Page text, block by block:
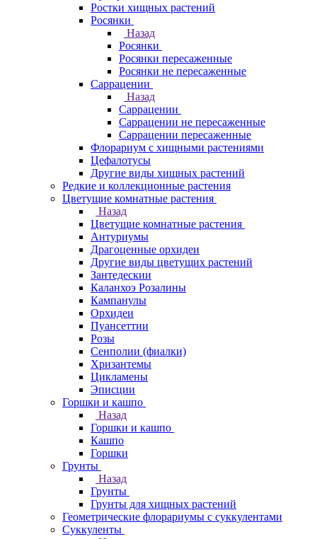
Ростки хищных растений
Росянки
Назад
Росянки
Росянки пересаженные
Росянки не пересаженные
Саррацении
Назад
Саррацении
Саррацении не пересаженные
Саррацении пересаженные
Флорариум с хищными растениями
Цефалотусы
Другие виды хищных растений
Редкие и коллекционные растения
Цветущие комнатные растения
Назад
Цветущие комнатные растения
Антуриумы
Драгоценные орхидеи
Другие виды цветущих растений
Зантедескии
Каланхоэ Розалины
Кампанулы
Орхидеи
Пуансеттии
Розы
Сенполии (фиалки)
Хризантемы
Цикламены
Эписции
Горшки и кашпо
Назад
Горшки и кашпо
Кашпо
Горшки
Грунты
Назад
Грунты
Грунты для хищных растений
Геометрические флорариумы с суккулентами
Суккуленты